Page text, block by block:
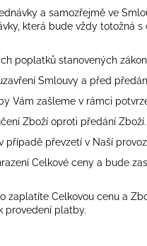
a samozřejmě ve
která bude vždy totožná
poplatků stanovených
Smlouvy a před
Vám zašleme v rámci
Zboží oproti předání
převzetí v Naší
Celkové ceny a bude
zaplatíte Celkovou cenu a
provedení platby.